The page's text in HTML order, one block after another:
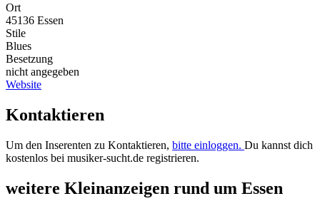
Ort
45136 Essen
Stile
Blues
Besetzung
nicht angegeben
Website
Kontaktieren
Um den Inserenten zu Kontaktieren, bitte einloggen. Du kannst dich
kostenlos bei musiker-sucht.de registrieren.
weitere Kleinanzeigen rund um Essen